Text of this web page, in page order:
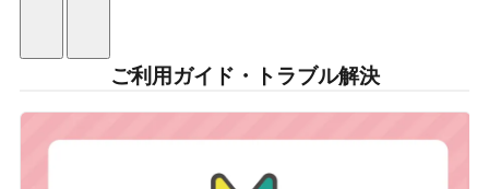
ご利用ガイド・トラブル解決